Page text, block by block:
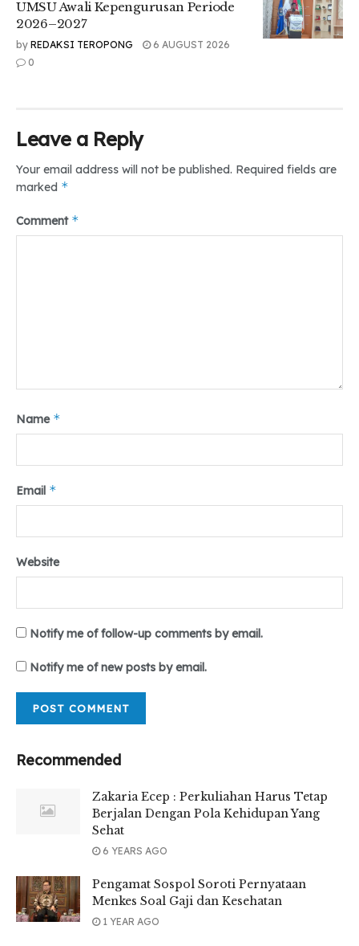
tempat pendidikan agama Islam di daerah tersebut,”
.
UMSU Awali Kepengurusan Periode
2026–2027
by REDAKSI TEROPONG
6 AUGUST 2026
0
Leave a Reply
Your email address will not be published. Required fields are
marked *
Comment *
Name *
Email *
Website
Notify me of follow-up comments by email.
Notify me of new posts by email.
Recommended
Zakaria Ecep : Perkuliahan Harus Tetap
Berjalan Dengan Pola Kehidupan Yang
Sehat
6 YEARS AGO
Pengamat Sospol Soroti Pernyataan
Menkes Soal Gaji dan Kesehatan
1 YEAR AGO